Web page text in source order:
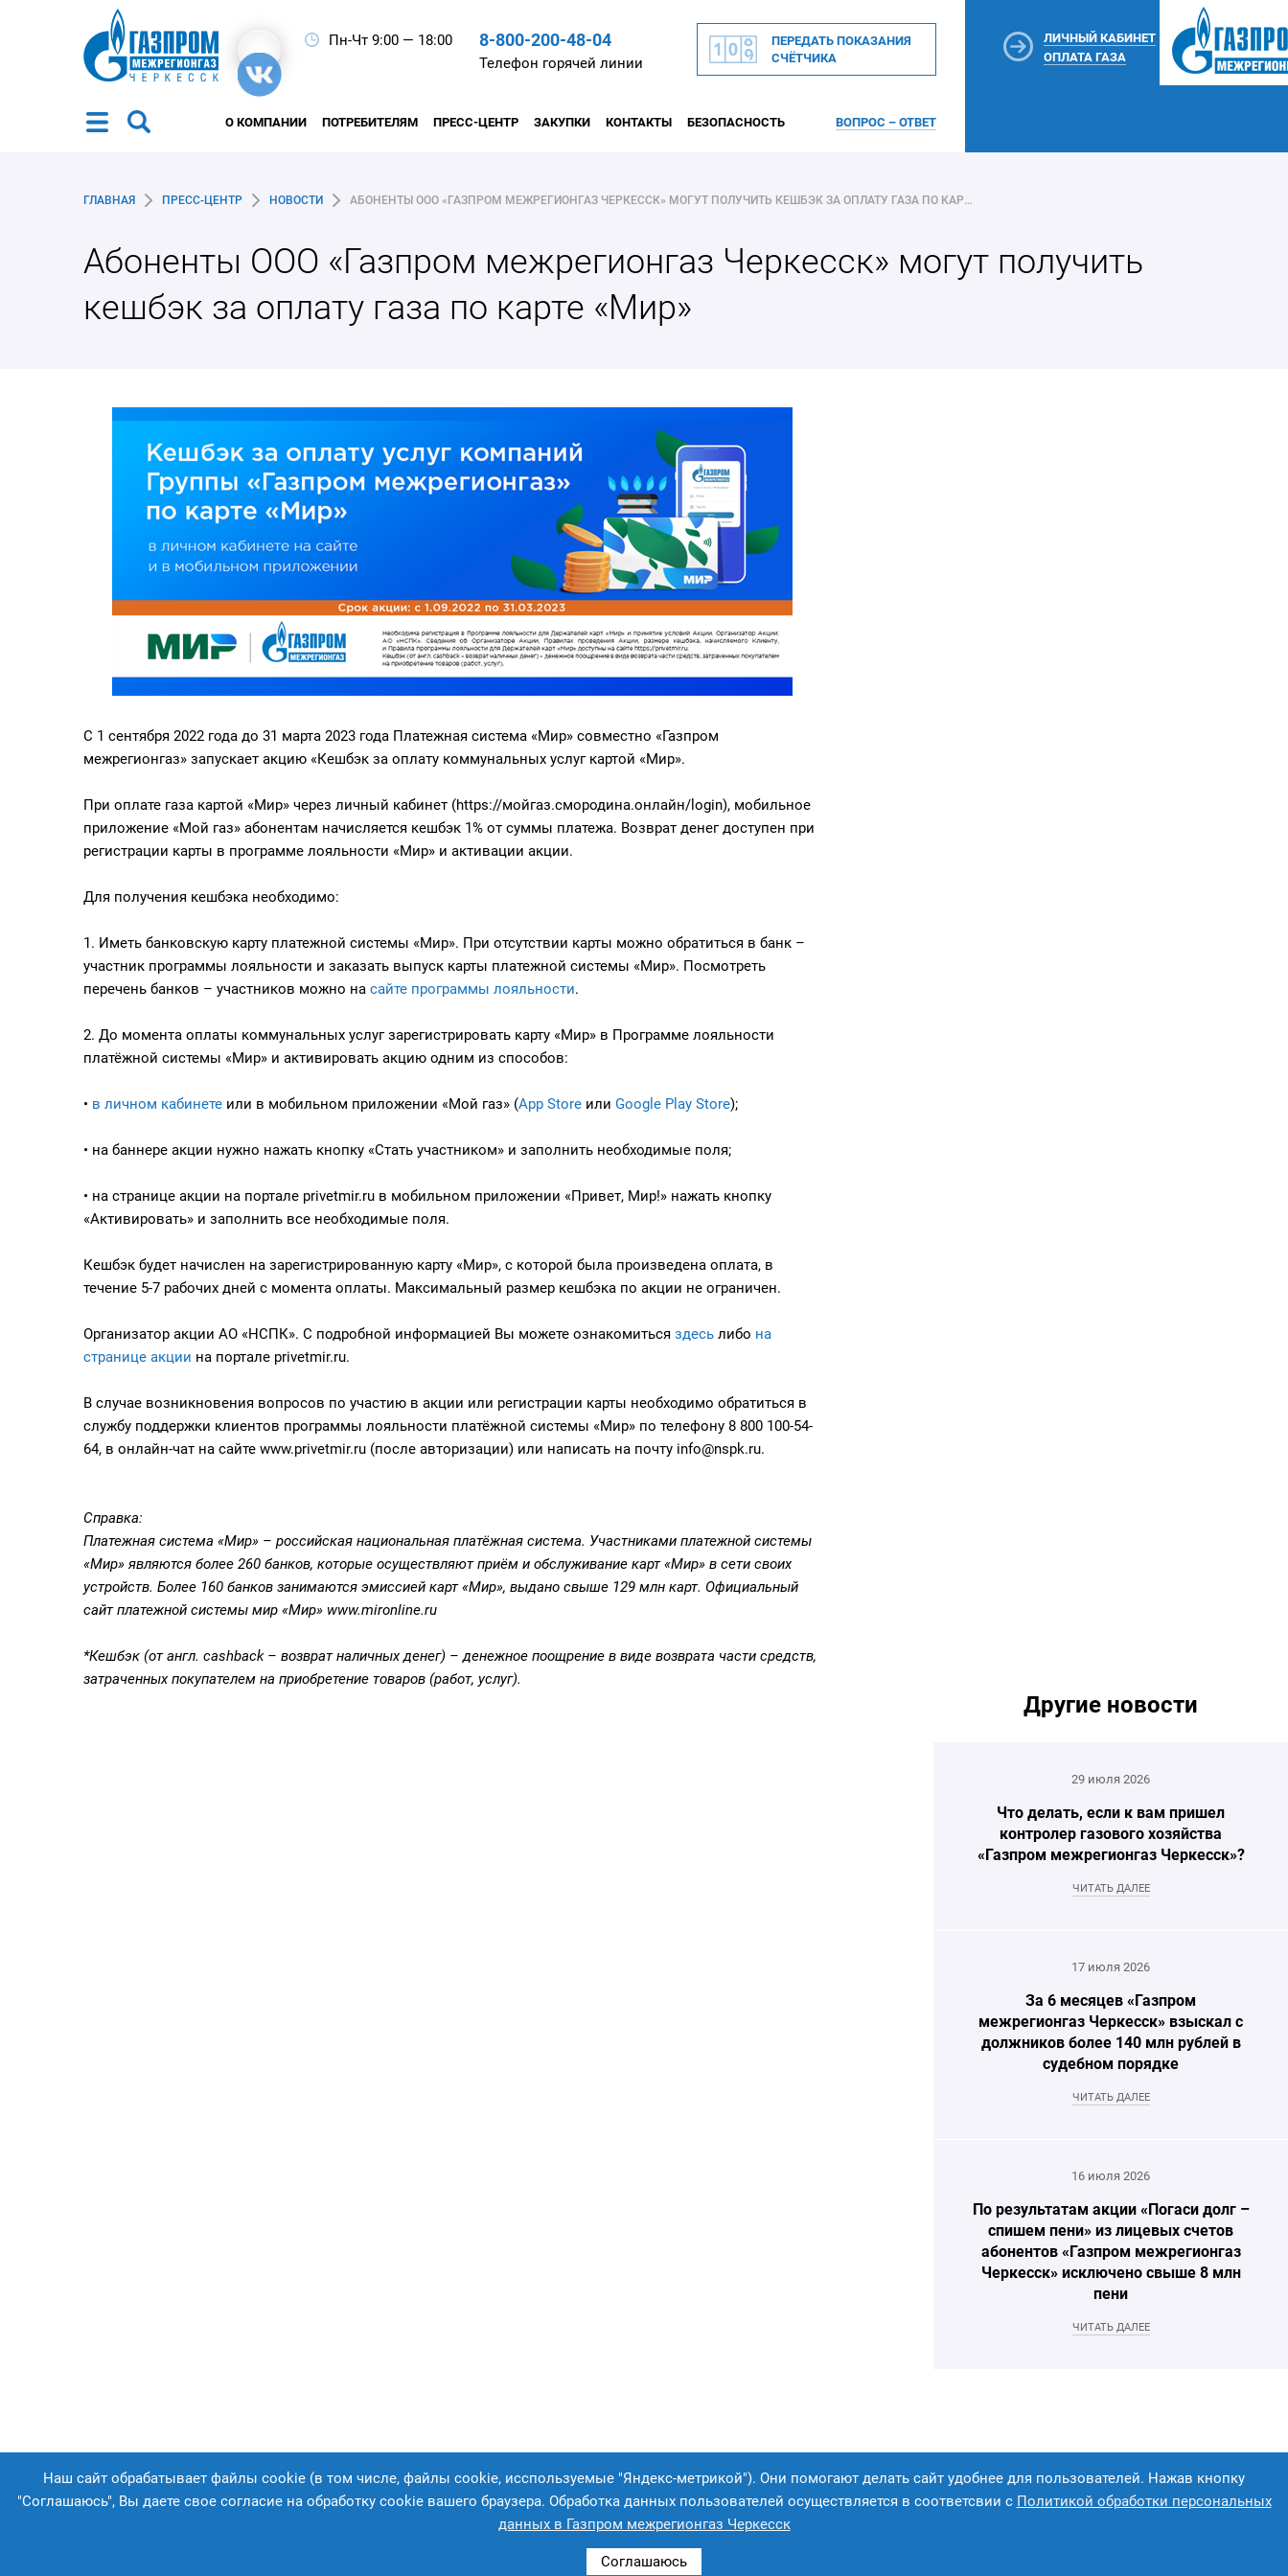
Пн-Чт 9:00 — 18:00 8-800-200-48-04
Телефон горячей линии
ПЕРЕДАТЬ ПОКАЗАНИЯ
СЧЁТЧИКА
Наш сайт обрабатывает файлы cookie (в том числе, файлы cookie, исспользуемые "Яндекс-метрикой"). Они помогают делать сайт удобнее для пользователей. Нажав кнопку
"Соглашаюсь", Вы даете свое согласие на обработку cookie вашего браузера. Обработка данных пользователей осуществляется в соответсвии с Политикой обработки персональных
данных в Газпром межрегионгаз Черкесск
Соглашаюсь
О КОМПАНИИ ПОТРЕБИТЕЛЯМ ПРЕСС-ЦЕНТР ЗАКУПКИ КОНТАКТЫ БЕЗОПАСНОСТЬ ВОПРОС – ОТВЕТ
ЛИЧНЫЙ КАБИНЕТ
ОПЛАТА ГАЗА
ГЛАВНАЯ ПРЕСС-ЦЕНТР НОВОСТИ АБОНЕНТЫ ООО «ГАЗПРОМ МЕЖРЕГИОНГАЗ ЧЕРКЕССК» МОГУТ ПОЛУЧИТЬ КЕШБЭК ЗА ОПЛАТУ ГАЗА ПО КАРТЕ «МИР»
Абоненты ООО «Газпром межрегионгаз Черкесск» могут получить
кешбэк за оплату газа по карте «Мир»
С 1 сентября 2022 года до 31 марта 2023 года Платежная система «Мир» совместно «Газпром
межрегионгаз» запускает акцию «Кешбэк за оплату коммунальных услуг картой «Мир».
При оплате газа картой «Мир» через личный кабинет (https://мойгаз.смородина.онлайн/login), мобильное
приложение «Мой газ» абонентам начисляется кешбэк 1% от суммы платежа. Возврат денег доступен при
регистрации карты в программе лояльности «Мир» и активации акции.
Для получения кешбэка необходимо:
1. Иметь банковскую карту платежной системы «Мир». При отсутствии карты можно обратиться в банк –
участник программы лояльности и заказать выпуск карты платежной системы «Мир». Посмотреть
перечень банков – участников можно на сайте программы лояльности.
2. До момента оплаты коммунальных услуг зарегистрировать карту «Мир» в Программе лояльности
платёжной системы «Мир» и активировать акцию одним из способов:
• в личном кабинете или в мобильном приложении «Мой газ» (App Store или Google Play Store);
• на баннере акции нужно нажать кнопку «Стать участником» и заполнить необходимые поля;
• на странице акции на портале privetmir.ru в мобильном приложении «Привет, Мир!» нажать кнопку
«Активировать» и заполнить все необходимые поля.
Кешбэк будет начислен на зарегистрированную карту «Мир», с которой была произведена оплата, в
течение 5-7 рабочих дней с момента оплаты. Максимальный размер кешбэка по акции не ограничен.
Организатор акции АО «НСПК». С подробной информацией Вы можете ознакомиться здесь либо на
странице акции на портале privetmir.ru.
В случае возникновения вопросов по участию в акции или регистрации карты необходимо обратиться в
службу поддержки клиентов программы лояльности платёжной системы «Мир» по телефону 8 800 100-54-
64, в онлайн-чат на сайте www.privetmir.ru (после авторизации) или написать на почту info@nspk.ru.
Справка:
Платежная система «Мир» – российская национальная платёжная система. Участниками платежной системы
«Мир» являются более 260 банков, которые осуществляют приём и обслуживание карт «Мир» в сети своих
устройств. Более 160 банков занимаются эмиссией карт «Мир», выдано свыше 129 млн карт. Официальный
сайт платежной системы мир «Мир» www.mironline.ru
*Кешбэк (от англ. cashback – возврат наличных денег) – денежное поощрение в виде возврата части средств,
затраченных покупателем на приобретение товаров (работ, услуг).
Другие новости
29 июля 2026
Что делать, если к вам пришел
контролер газового хозяйства
«Газпром межрегионгаз Черкесск»?
ЧИТАТЬ ДАЛЕЕ
17 июля 2026
За 6 месяцев «Газпром
межрегионгаз Черкесск» взыскал с
должников более 140 млн рублей в
судебном порядке
ЧИТАТЬ ДАЛЕЕ
16 июля 2026
По результатам акции «Погаси долг –
спишем пени» из лицевых счетов
абонентов «Газпром межрегионгаз
Черкесск» исключено свыше 8 млн
пени
ЧИТАТЬ ДАЛЕЕ
Пользовательское соглашение Политика конфиденциальности